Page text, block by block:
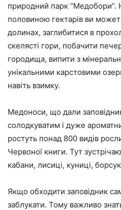
природний парк “Медобори”.
половиною гектарів ви
долинах, заглибитися в
скелясті гори, побачити
городища, випити з
унікальними карстовими
навіть взимку.
Медоноси, що дали
солодкуватим і дуже
ростуть понад 800 видів
Червоної книги. Тут
кабани, лисиці, куниці,
Якщо обходити заповідник
заблукати. Тому важливо